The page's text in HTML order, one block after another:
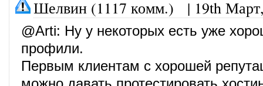
Шелвин (1117 комм.) | 19th
@Arti: Ну у некоторых есть уже
профили.
Первым клиентам с хорошей